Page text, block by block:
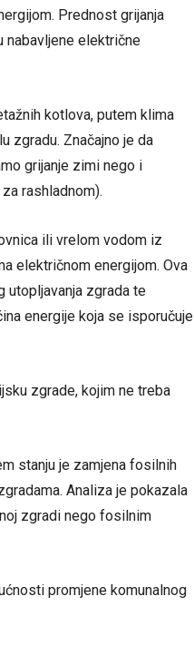
Prednost grijanja
nabavljene električne
kotlova, putem klima
zgradu. Značajno je da
grijanje zimi nego i
rashladnom).
ili vrelom vodom iz
električnom energijom. Ova
utopljavanja zgrada te
energije koja se isporučuje
zgrade, kojim ne treba
stanju je zamjena fosilnih
Analiza je pokazala
zgradi nego fosilnim
promjene komunalnog